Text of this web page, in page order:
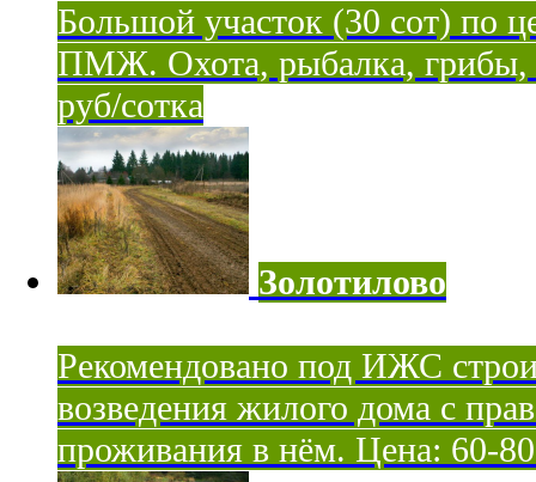
Большой участок (30 сот) по
ПМЖ. Охота, рыбалка, грибы,
руб/сотка
Золотилово
Рекомендовано под ИЖС
возведения жилого дома с
проживания в нём. Цена: 60-80